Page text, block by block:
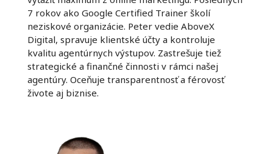
7 rokov ako Google Certified Trainer školí
neziskové organizácie. Peter vedie AboveX
Digital, spravuje klientské účty a kontroluje
kvalitu agentúrnych výstupov. Zastrešuje tiež
strategické a finančné činnosti v rámci našej
agentúry. Oceňuje transparentnosť a férovosť
živote aj biznise.